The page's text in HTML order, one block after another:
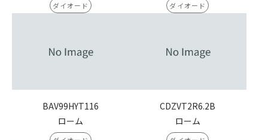
ダイオード ダイオード
BAV99HYT116
ローム
CDZVT2R6.2B
ローム